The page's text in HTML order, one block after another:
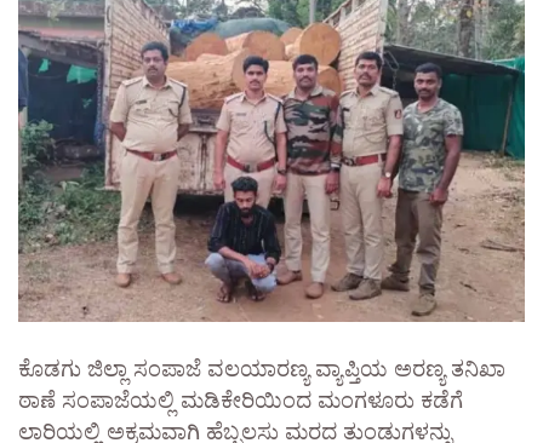
ಕೊಡಗು ಜಿಲ್ಲಾ ಸಂಪಾಜೆ ವಲಯಾರಣ್ಯ ವ್ಯಾಪ್ತಿಯ ಅರಣ್ಯ ತನಿಖಾ
ಠಾಣೆ ಸಂಪಾಜೆಯಲ್ಲಿ ಮಡಿಕೇರಿಯಿಂದ ಮಂಗಳೂರು ಕಡೆಗೆ
ಲಾರಿಯಲ್ಲಿ ಅಕ್ರಮವಾಗಿ ಹೆಬ್ಬಲಸು ಮರದ ತುಂಡುಗಳನ್ನು